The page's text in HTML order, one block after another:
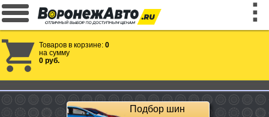
Товаров в корзине: 0
на сумму
0 руб.
Подбор шин